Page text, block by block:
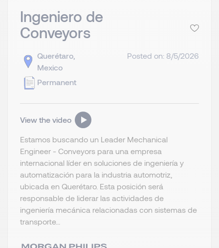
Ingeniero de
Conveyors
Querétaro,
Mexico
Permanent
Posted on: 8/5/2026
View the video
Estamos buscando un Leader Mechanical
Engineer - Conveyors para una empresa
internacional líder en soluciones de ingeniería y
automatización para la industria automotriz,
ubicada en Querétaro. Esta posición será
responsable de liderar las actividades de
ingeniería mecánica relacionadas con sistemas de
transporte...